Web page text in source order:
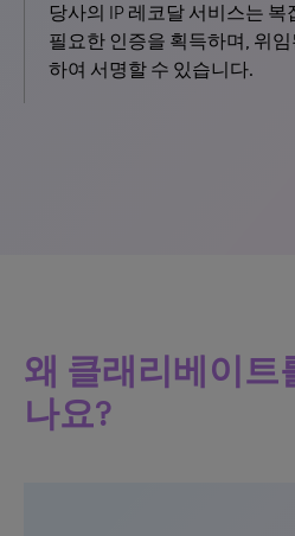
당사의 IP 레코달 서비스는
필요한 인증을 획득하며, 위
하여 서명할 수 있습니다.
왜 클래리베이트
나요?